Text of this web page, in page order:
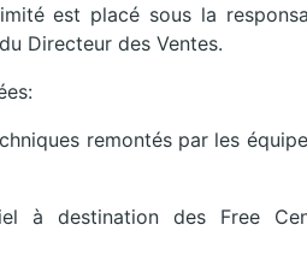
est placé sous la
Directeur des Ventes.
remontés par les
à destination des Free